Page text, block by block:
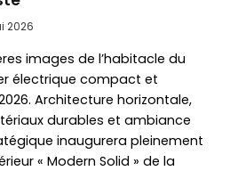
2026
images de l’habitacle du
électrique compact et
Architecture horizontale,
durables et ambiance
inaugurera pleinement
« Modern Solid » de la